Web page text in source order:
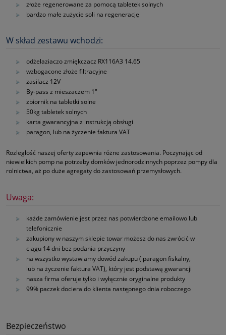
złoże regenerowane za pomocą tabletek solnych
bardzo małe zużycie soli na regenerację
W skład zestawu wchodzi:
odżelaziaczo zmiękczacz RX116A3 14.65
wzbogacone złoże filtracyjne
zasilacz 12V
By-pass z mieszaczem 1"
zbiornik na tabletki solne
50kg tabletek solnych
karta gwarancyjna z instrukcją obsługi
paragon, lub na życzenie faktura VAT
Rozległość naszej oferty zapewnia różne zastosowania. Poczynając od
niewielkich pomp na potrzeby domków jednorodzinnych poprzez pompy dla
rolnictwa, aż po duże agregaty do zastosowań przemysłowych.
Uwaga:
każde zamówienie jest przez nas potwierdzone emailowo lub
telefonicznie
zakupiony w naszym sklepie towar możesz do nas zwrócić w
ciągu 14 dni bez podania przyczyny
na wszystko wystawiamy dowód zakupu ( paragon fiskalny,
lub na życzenie faktura VAT), który jest podstawą gwarancji
nasza firma oferuje tylko i wyłącznie oryginalne produkty
99% paczek dociera do klienta następnego dnia roboczego
Bezpieczeństwo